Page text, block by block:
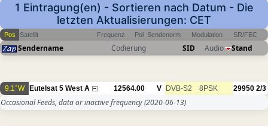
1 Eintragung(en) - Sortieren nach Datum - Die
letzten Aktualisierungen: CET
Pos Satellit Frequenz Pol Sendenorm Modulation SR/FEC
Sendername Codierung SID Audio Stand
9.1°W Eutelsat 5 West A 12564.00 V DVB-S2 8PSK 29950 2/3
Occasional Feeds, data or inactive frequency(2020-06-13)